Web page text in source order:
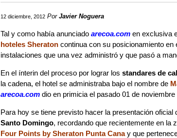
12 diciembre, 2012 Por Javier Noguera
Tal y como había anunciado arecoa.comen exclusiva
hoteles Sheratoncontinua con su posicionamiento en
instalaciones que una vez administró y que pasó a
En el ínterin del proceso por lograr los standares de
la cadena, el hotel se administraba bajo el nombre de
arecoa.comdio en primicia el pasado 01 de noviembre
Para hoy se tiene previsto hacer la presentación oficial
Santo Domingo, recordando que recientemente en la
Four Points by Sheraton Punta Canay que